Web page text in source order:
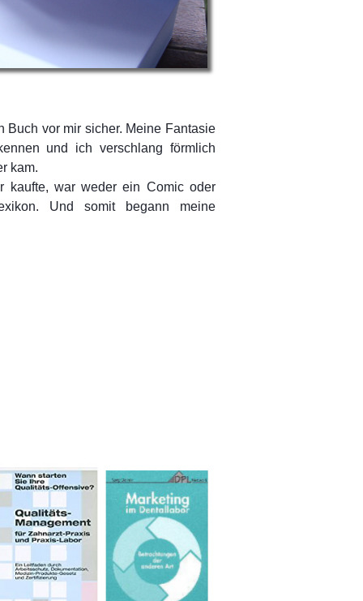
Buch vor mir sicher. Meine Fantasie
und ich verschlang förmlich
kam.
kaufte, war weder ein Comic oder
Und somit begann meine